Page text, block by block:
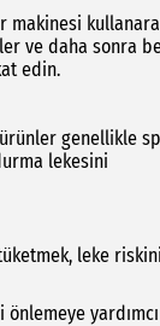
makinesi
ve daha sonra
edin.
genellikle
lekesini
leke riskini
önlemeye